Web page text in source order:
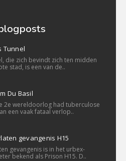
Tunnel
die zich bevindt zich ten midden
stad, is een van de..
Du Basil
2e wereldoorlog had tuberculose
een vaak fataal verlop..
gevangenis H15
gevangenis is in het urbex-
bekend als Prison H15. D..